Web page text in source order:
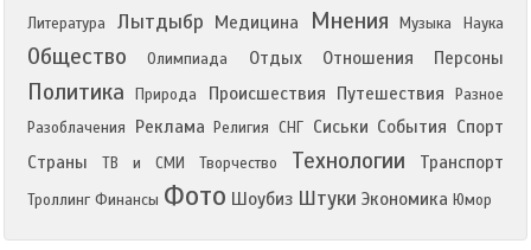
Литература Лытдыбр Медицина Мнения Музыка Наука
Общество Олимпиада Отдых Отношения Персоны
Политика Природа Происшествия Путешествия
Разное
Разоблачения
Реклама Религия СНГ Сиськи События Спорт
Страны
ТВ и СМИ Творчество Технологии Транспорт
Троллинг Финансы Фото Шоубиз Штуки Экономика Юмор